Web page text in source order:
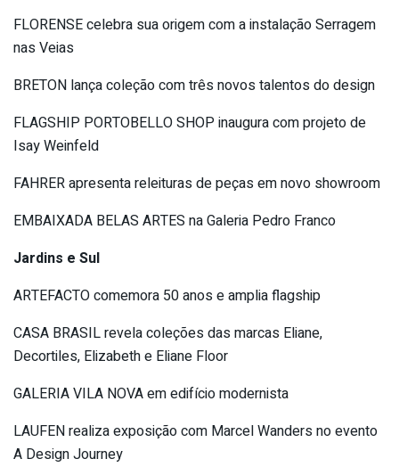
FLORENSE celebra sua origem com a instalação Serragem
nas Veias
BRETON lança coleção com três novos talentos do design
FLAGSHIP PORTOBELLO SHOP inaugura com projeto de
Isay Weinfeld
FAHRER apresenta releituras de peças em novo showroom
EMBAIXADA BELAS ARTES na Galeria Pedro Franco
Jardins e Sul
ARTEFACTO comemora 50 anos e amplia flagship
CASA BRASIL revela coleções das marcas Eliane,
Decortiles, Elizabeth e Eliane Floor
GALERIA VILA NOVA em edifício modernista
LAUFEN realiza exposição com Marcel Wanders no evento
A Design Journey